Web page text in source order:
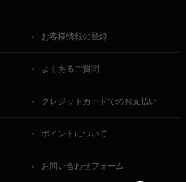
お客様情報の登録
よくあるご質問
クレジットカードでのお支払い
ポイントについて
お問い合わせフォーム